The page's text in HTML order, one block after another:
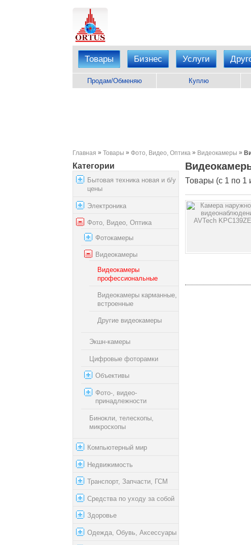
Товары Бизнес Услуги
Продам/Обменяю Куплю
Главная » Товары » Фото, Видео, Оптика » Видеокамеры »
Категории
Бытовая техника новая и б/у
цены
Электроника
Фото, Видео, Оптика
Фотокамеры
Видеокамеры
Видеокамеры
профессиональные
Видеокамеры карманные,
встроенные
Другие видеокамеры
Экшн-камеры
Цифровые фоторамки
Объективы
Фото-, видео-
принадлежности
Бинокли, телескопы,
микроскопы
Компьютерный мир
Недвижимость
Транспорт, Запчасти, ГСМ
Средства по уходу за собой
Здоровье
Одежда, Обувь, Аксессуары
Товары (с 1 по 1